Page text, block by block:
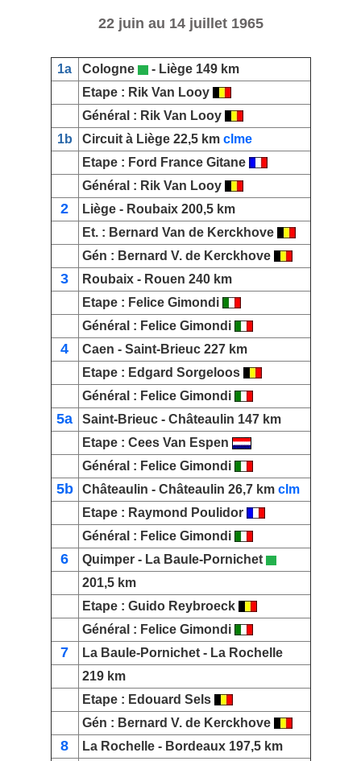
22 juin au 14 juillet 1965
1a Cologne - Liège149 km
Etape : Rik Van Looy
Général : Rik Van Looy
1b
Circuit à Liège22,5 km clme
Etape : Ford France Gitane
Général : Rik Van Looy
2 Liège- Roubaix200,5 km
Et. : Bernard Van de Kerckhove
Gén : Bernard V. de Kerckhove
3 Roubaix-Rouen 240 km
Etape : Felice Gimondi
Général : Felice Gimondi
4 Caen - Saint-Brieuc227 km
Etape : Edgard Sorgeloos
Général : Felice Gimondi
5a Saint-Brieuc- Châteaulin 147 km
Etape : Cees Van Espen
Général : Felice Gimondi
5b Châteaulin - Châteaulin 26,7 km clm
Etape : Raymond Poulidor
Général : Felice Gimondi
6 Quimper - La Baule-Pornichet
201,5 km
Etape : Guido Reybroeck
Général : Felice Gimondi
7 La Baule-Pornichet - La Rochelle
219 km
Etape : Edouard Sels
Gén : Bernard V. de Kerckhove
8 La Rochelle- Bordeaux197,5 km